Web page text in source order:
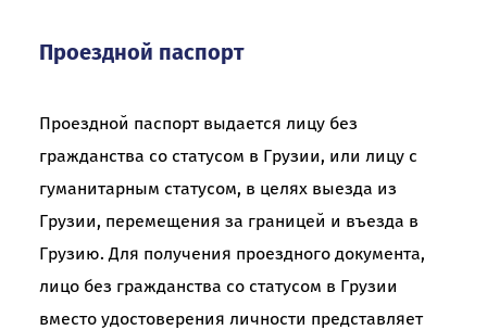
Проездной паспорт
Проездной паспорт выдается лицу без
гражданства со статусом в Грузии, или лицу с
гуманитарным статусом, в целях выезда из
Грузии, перемещения за границей и въезда в
Грузию. Для получения проездного документа,
лицо без гражданства со статусом в Грузии
вместо удостоверения личности представляет
https://psh.gov.ge/